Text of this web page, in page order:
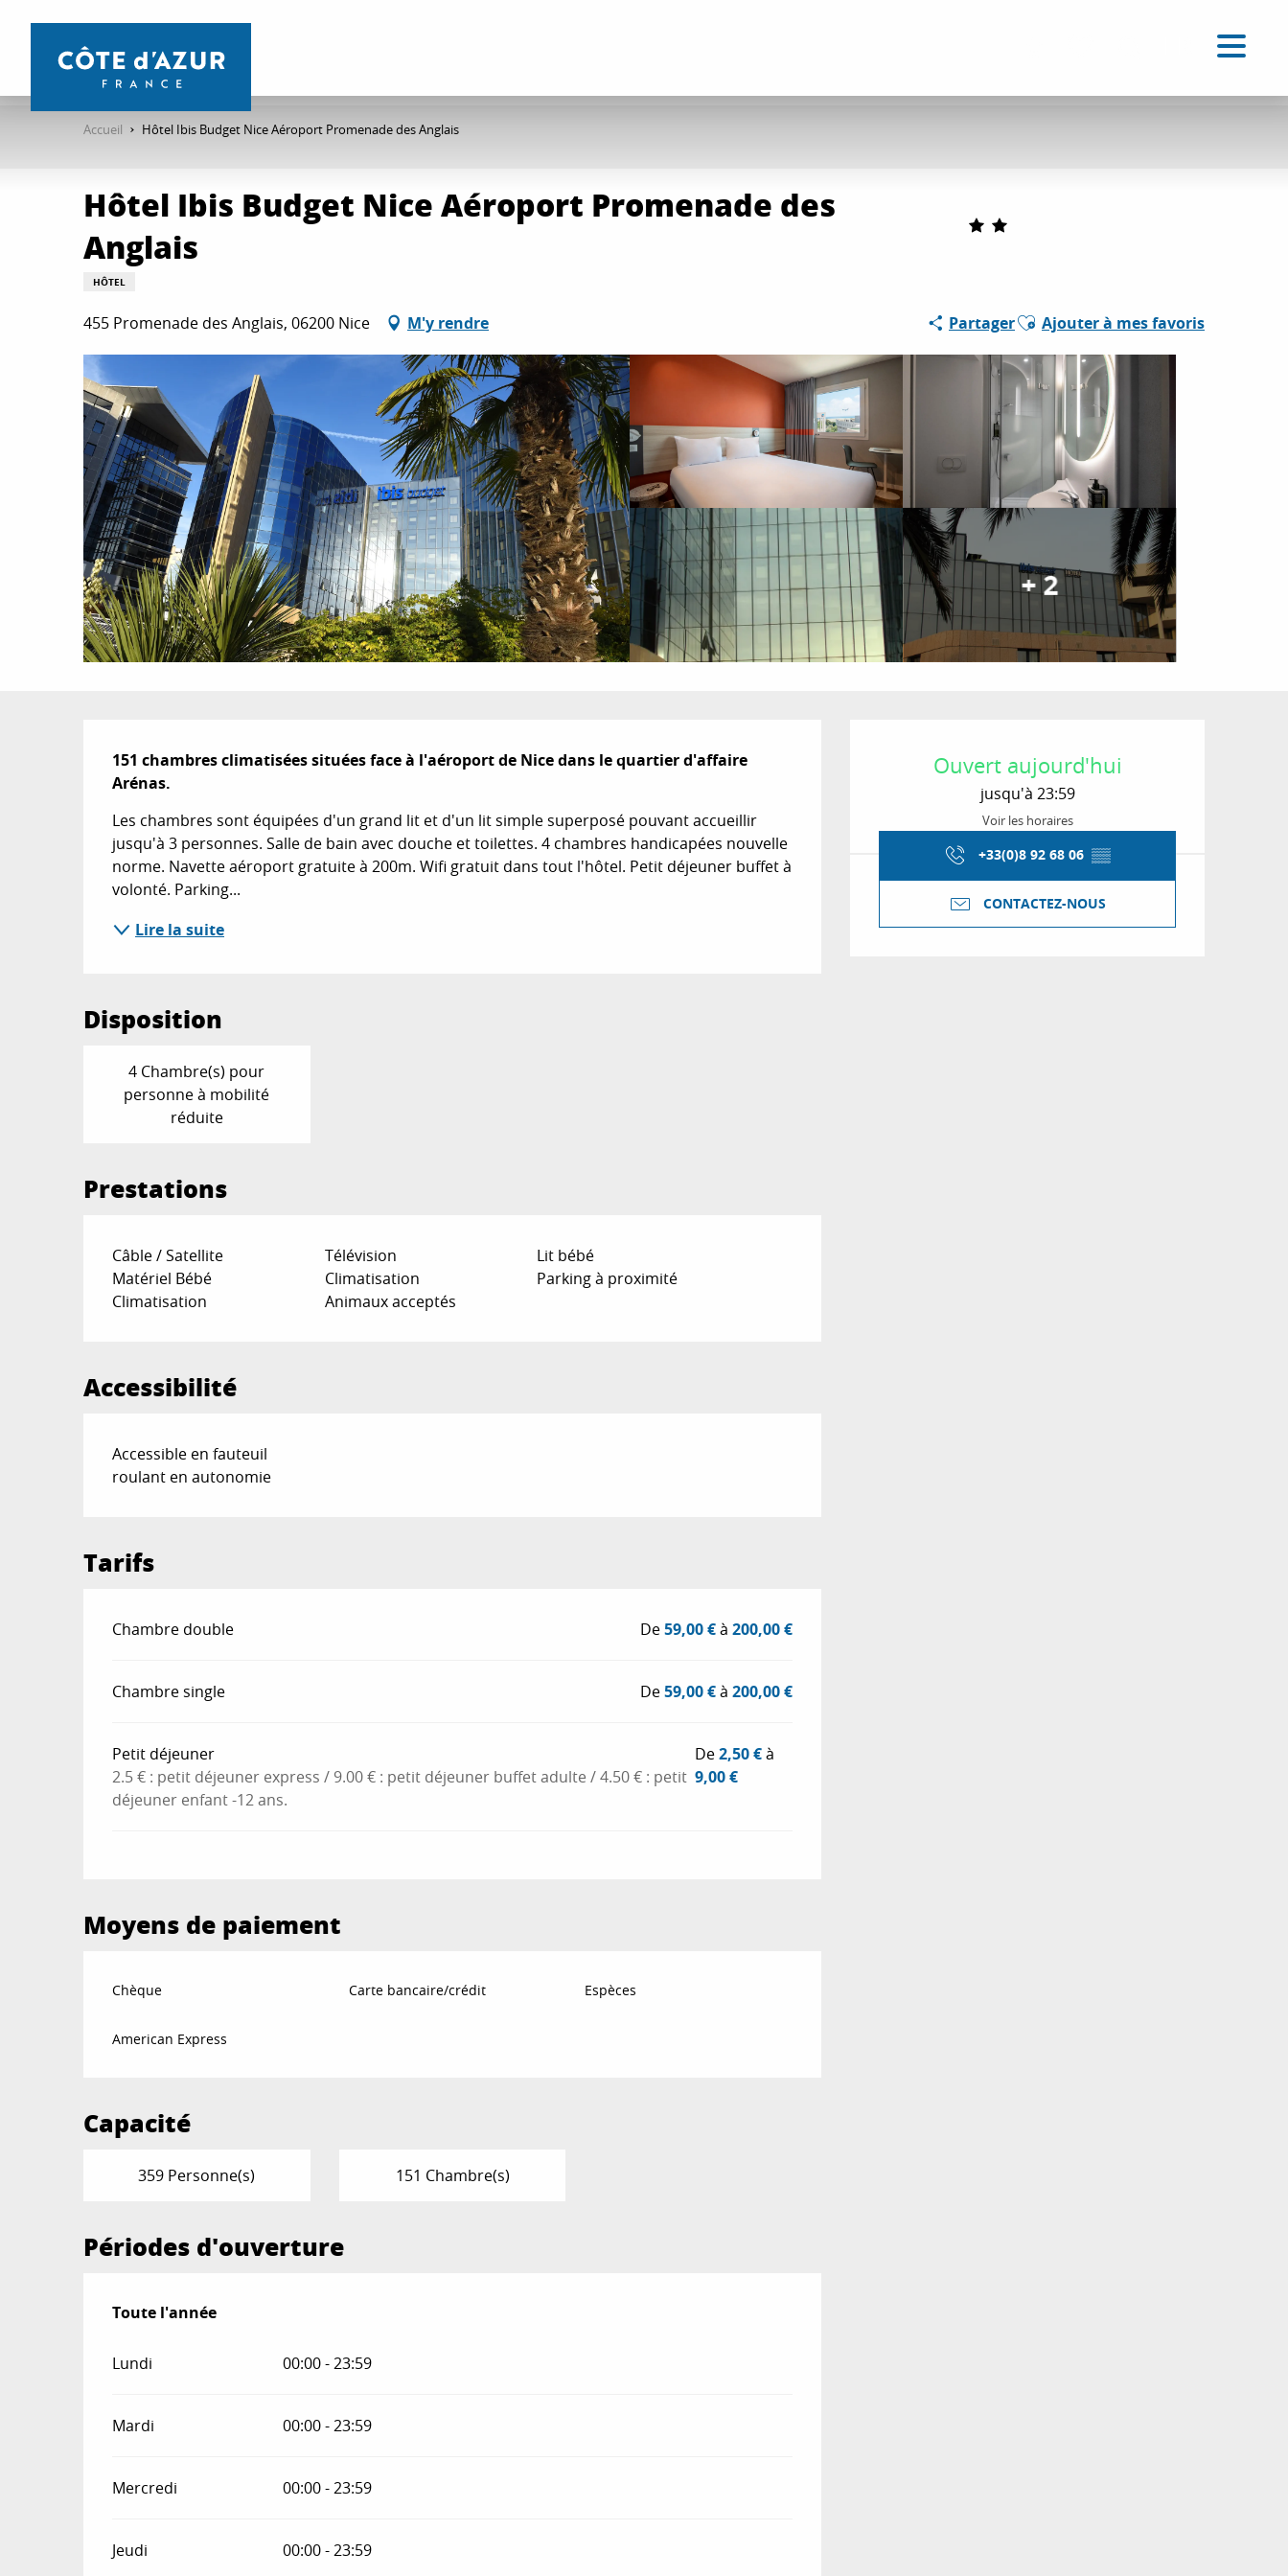
contenu
Accueil Hôtel Ibis Budget Nice Aéroport Promenade des Anglais
Hôtel Ibis Budget Nice Aéroport Promenade des
Anglais
HÔTEL
455 Promenade des Anglais, 06200 Nice M'y rendre PartagerAjouter aux favoris
Ajouter à mes favoris
+ 2
Ouverture et
Ouvert aujourd'hui
jusqu'à 23:59
Voir les horaires
+33(0)8 92 68 06 ▒▒
CONTACTEZ-NOUS
Description
151 chambres climatisées situées face à l'aéroport de Nice dans le quartier d'affaire
Arénas.
Les chambres sont équipées d'un grand lit et d'un lit simple superposé pouvant accueillir
jusqu'à 3 personnes. Salle de bain avec douche et toilettes. 4 chambres handicapées nouvelle
norme. Navette aéroport gratuite à 200m. Wifi gratuit dans tout l'hôtel. Petit déjeuner buffet à
volonté. Parking...
Lire la suite
Disposition
4 Chambre(s) pour
personne à mobilité
réduite
Prestations
Câble / Satellite Télévision
Lit bébé
Matériel Bébé
Climatisation
Parking à proximité
Climatisation
Animaux acceptés
Accessibilité
Accessible en fauteuil
roulant en autonomie
Tarifs
Tarifs 2026
Chambre double De59,00 €à200,00 €
Chambre single De59,00 €à200,00 €
Petit déjeuner
2.5 € : petit déjeuner express / 9.00 € : petit déjeuner buffet adulte / 4.50 € : petit
déjeuner enfant -12 ans.
De2,50 €à
9,00 €
Moyens de paiement
Chèque Carte bancaire/crédit Espèces
American Express
Capacité
359 Personne(s) 151 Chambre(s)
Périodes d'ouverture
Toute l'année
Toute l'année
Lundi 00:00 - 23:59
Mardi 00:00 - 23:59
Mercredi 00:00 - 23:59
Jeudi 00:00 - 23:59